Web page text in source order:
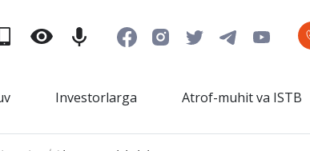
Investorlarga Atrof-muhit va ISTB